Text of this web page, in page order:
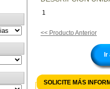
1
<< Producto Anterior
SOLICITE MÁS